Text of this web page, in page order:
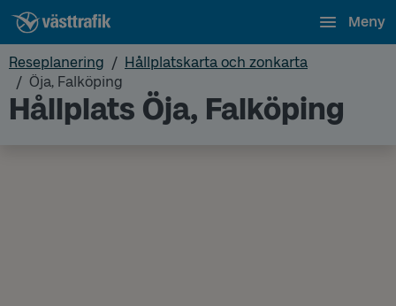
Meny
Reseplanering
Hållplatskarta och zonkarta
Öja, Falköping
Hållplats Öja, Falköping